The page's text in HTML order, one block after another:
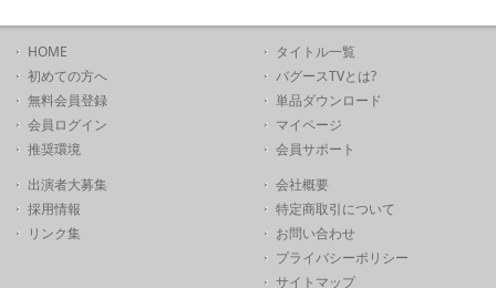
HOME
初めての方へ
無料会員登録
会員ログイン
推奨環境
タイトル一覧
バグースTVとは?
単品ダウンロード
マイページ
会員サポート
出演者大募集
採用情報
リンク集
会社概要
特定商取引について
お問い合わせ
プライバシーポリシー
サイトマップ